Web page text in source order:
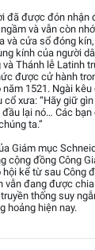
đã được đón nhận
và vẫn còn
và cửa sổ đóng
kính của người
Thánh lễ Latinh
được cử hành
năm 1521. Ngài
cổ xưa: “Hãy giữ
đầu lại nó… Các
ta.”
Giám mục
cộng đồng Công
kể từ sau Công
vẫn đang được
thống suy
hoảng hiện nay.